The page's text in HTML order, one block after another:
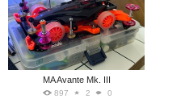
MA Avante Mk. III
897 2 0